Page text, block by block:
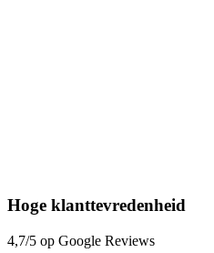
Hoge klanttevredenheid
4,7/5 op Google Reviews